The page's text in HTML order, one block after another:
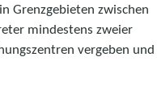
Grenzgebieten zwischen
mindestens zweier
vergeben